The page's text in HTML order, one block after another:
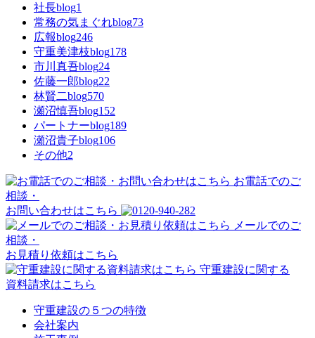
社長blog1
常務の気まぐれblog73
広報blog246
守重美津枝blog178
市川真吾blog24
佐藤一郎blog22
林賢二blog570
瀬沼慎吾blog152
パートナーblog189
瀬沼貴子blog106
その他2
お電話でのご
相談・
お問い合わせはこちら
メールでのご
相談・
お見積り依頼はこちら
守重建設に関する
資料請求はこちら
守重建設の５つの特徴
会社案内